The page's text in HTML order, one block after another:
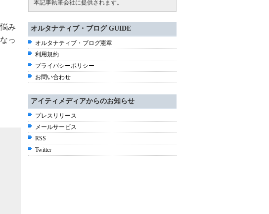
み
っ
本記事執筆会社に提供されます。
オルタナティブ・ブログ GUIDE
オルタナティブ・ブログ憲章
利用規約
プライバシーポリシー
お問い合わせ
アイティメディアからのお知らせ
プレスリリース
メールサービス
RSS
Twitter